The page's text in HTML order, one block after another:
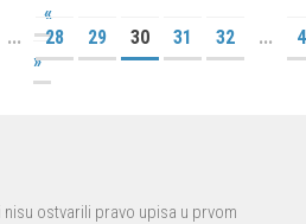
«
... 28 29 30 31 32 ...
»
ostvarili pravo upisa u prvom